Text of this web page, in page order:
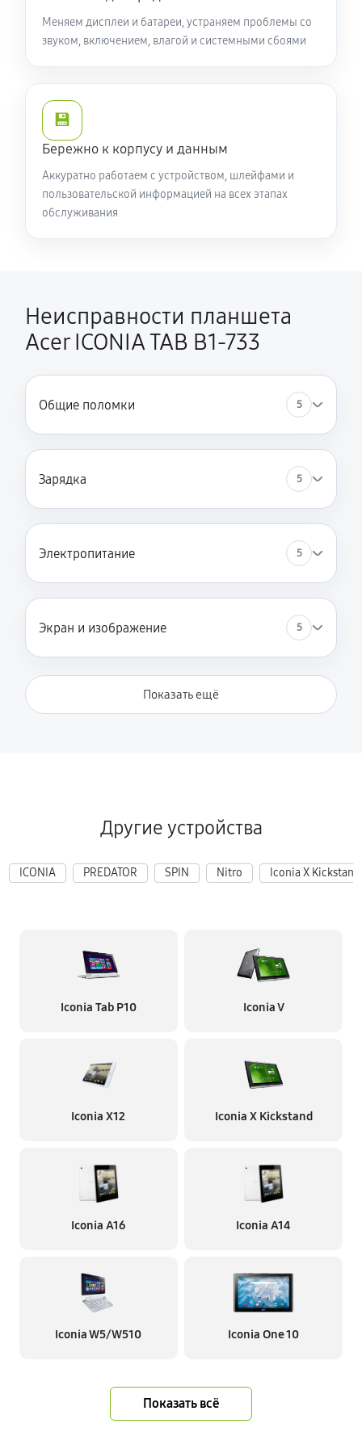
Меняем дисплеи и батареи, устраняем проблемы со
звуком, включением, влагой и системными сбоями
💾
Бережно к корпусу и данным
Аккуратно работаем с устройством, шлейфами и
пользовательской информацией на всех этапах
обслуживания
Неисправности планшета
Acer ICONIA TAB B1-733
Общие поломки 5
Зарядка 5
Электропитание 5
Экран и изображение 5
Показать ещё
Другие устройства
ICONIA PREDATOR SPIN Nitro Iconia X Kickstand
Iconia Tab P10 Iconia V
Iconia X12 Iconia X Kickstand
Iconia A16 Iconia A14
Iconia W5/W510 Iconia One 10
Показать всё